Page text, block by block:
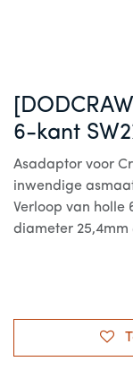
6-kant
Asadaptor voor
inwendige
Verloop van holle
diameter 25,4mm